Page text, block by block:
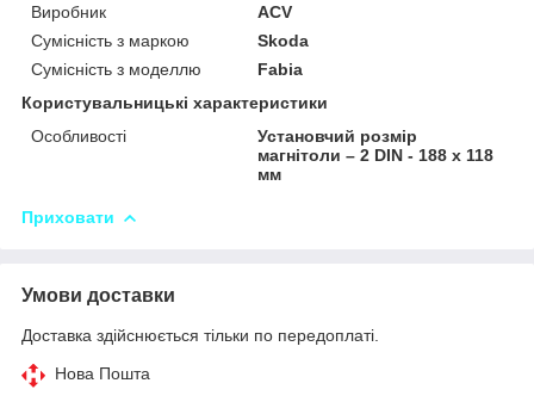
Виробник
ACV
Сумісність з маркою
Skoda
Сумісність з моделлю
Fabia
Користувальницькі характеристики
Особливості
Установчий розмір
магнітоли – 2 DIN - 188 x 118
мм
Приховати
Умови доставки
Доставка здійснюється тільки по передоплаті.
Нова Пошта